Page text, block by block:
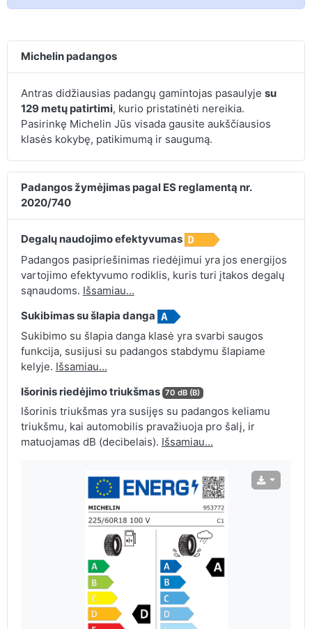
Michelin padangos
Antras didžiausias padangų gamintojas pasaulyje su
129 metų patirtimi, kurio pristatinėti nereikia.
Pasirinkę Michelin Jūs visada gausite aukščiausios
klasės kokybę, patikimumą ir saugumą.
Padangos žymėjimas pagal ES reglamentą nr.
2020/740
Degalų naudojimo efektyvumas
Padangos pasipriešinimas riedėjimui yra jos energijos
vartojimo efektyvumo rodiklis, kuris turi įtakos degalų
sąnaudoms. Išsamiau...
Sukibimas su šlapia danga
Sukibimo su šlapia danga klasė yra svarbi saugos
funkcija, susijusi su padangos stabdymu šlapiame
kelyje. Išsamiau...
Išorinis riedėjimo triukšmas 70 dB (B)
Išorinis triukšmas yra susijęs su padangos keliamu
triukšmu, kai automobilis pravažiuoja pro šalį, ir
matuojamas dB (decibelais). Išsamiau...